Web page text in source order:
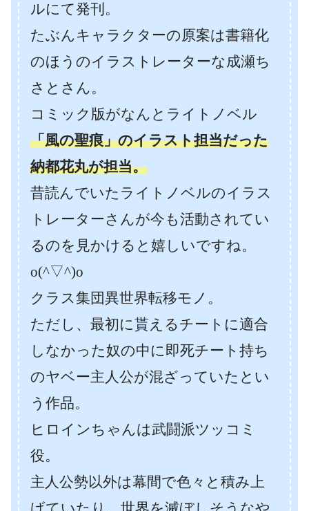
ルにて発刊。
たぶんキャラクターの原案は書籍化
のほうのイラストレーターな成瀬ち
さとさん。
コミック版がなんとライトノベル
「風の聖痕」のイラスト担当だった
納都花丸が担当。
昔読んでいたライトノベルのイラス
トレーターさんが今も活動されてい
るのを見かけると嬉しいですね。
o(^▽^)o
クラス集団異世界転移モノ。
ただし、最初に貰えるチートに適合
しなかった奴の中に即死チート持ち
のヤベー主人公が混ざっていたとい
う作品。
ヒロインちゃんは武闘派ツッコミ
役。
主人公勢以外は幕間で色々と積み上